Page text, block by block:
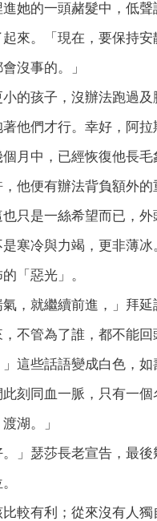
她的一頭赭髮中，低聲
來。「現在，要保持安
沒事的。」
的孩子，沒辦法跑過及
他們才行。幸好，阿拉
月中，已經恢復他長毛
他便有辦法背負額外的
只是一絲希望而已，外
寒冷與力竭，更非薄冰
「惡光」。
氣，就繼續前進，」拜
不管為了誰，都不能回
這些話語變成白色，如
刻同血一脈，只有一個
湖。」
。」瑟莎長老宣告，最
較有利；從來沒有人獨